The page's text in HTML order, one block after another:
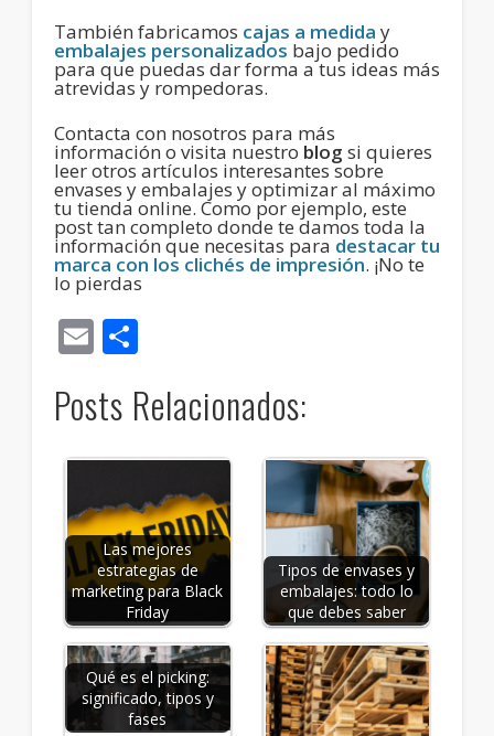
También fabricamos cajas a medida y
embalajes personalizados bajo pedido
para que puedas dar forma a tus ideas más
atrevidas y rompedoras.
Contacta con nosotros para más
información o visita nuestro blog si quieres
leer otros artículos interesantes sobre
envases y embalajes y optimizar al máximo
tu tienda online. Como por ejemplo, este
post tan completo donde te damos toda la
información que necesitas para destacar tu
marca con los clichés de impresión. ¡No te
lo pierdas
EmailCompartir
Posts Relacionados:
Las mejores
estrategias de
marketing para Black
Friday
Tipos de envases y
embalajes: todo lo
que debes saber
Qué es el picking:
significado, tipos y
fases